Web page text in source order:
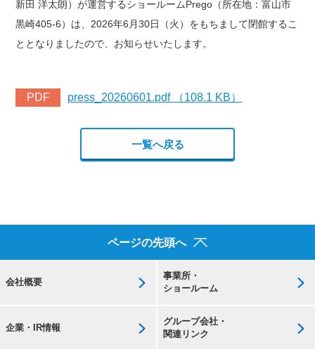
新田 洋太朗）が運営するショールームPrego（所在地：富山市
黒崎405-6）は、2026年6月30日（火）をもちまして閉館するこ
ととなりましたので、お知らせいたします。
PDF press_20260601.pdf （108.1 KB）
一覧へ戻る
ページの先頭へ
会社概要
事業所・
ショールーム
企業・IR情報
グループ会社・
関連リンク